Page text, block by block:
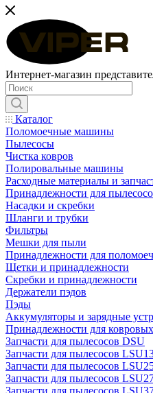
Интернет-магазин
Каталог
Поломоечные машины
Пылесосы
Чистка ковров
Полировальные машины
Расходные материалы и
Принадлежности для
Насадки и скребки
Шланги и трубки
Фильтры
Мешки для пыли
Принадлежности для
Щетки и принадлежности
Скребки и принадлежности
Держатели пэдов
Пэды
Аккумуляторы и зарядные
Принадлежности для ковровых
Запчасти для пылесосов DSU
Запчасти для пылесосов
Запчасти для пылесосов
Запчасти для пылесосов
Запчасти для пылесосов